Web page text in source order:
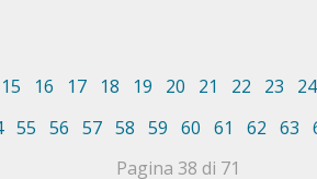
15 16 17 18 19 20 21 22 23 24
55 56 57 58 59 60 61 62 63
Pagina 38 di 71